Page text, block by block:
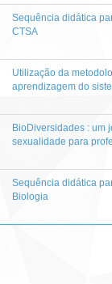
Sequência didática
CTSA
Utilização da
aprendizagem do
BioDiversidades : um
sexualidade para
Sequência didática
Biologia